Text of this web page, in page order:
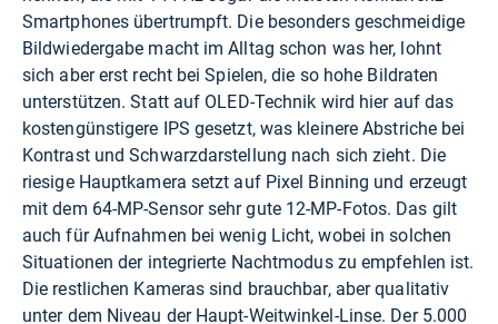
Smartphones übertrumpft. Die besonders geschmeidige
Bildwiedergabe macht im Alltag schon was her, lohnt
sich aber erst recht bei Spielen, die so hohe Bildraten
unterstützen. Statt auf OLED-Technik wird hier auf das
kostengünstigere IPS gesetzt, was kleinere Abstriche bei
Kontrast und Schwarzdarstellung nach sich zieht. Die
riesige Hauptkamera setzt auf Pixel Binning und erzeugt
mit dem 64-MP-Sensor sehr gute 12-MP-Fotos. Das gilt
auch für Aufnahmen bei wenig Licht, wobei in solchen
Situationen der integrierte Nachtmodus zu empfehlen ist.
Die restlichen Kameras sind brauchbar, aber qualitativ
unter dem Niveau der Haupt-Weitwinkel-Linse. Der 5.000